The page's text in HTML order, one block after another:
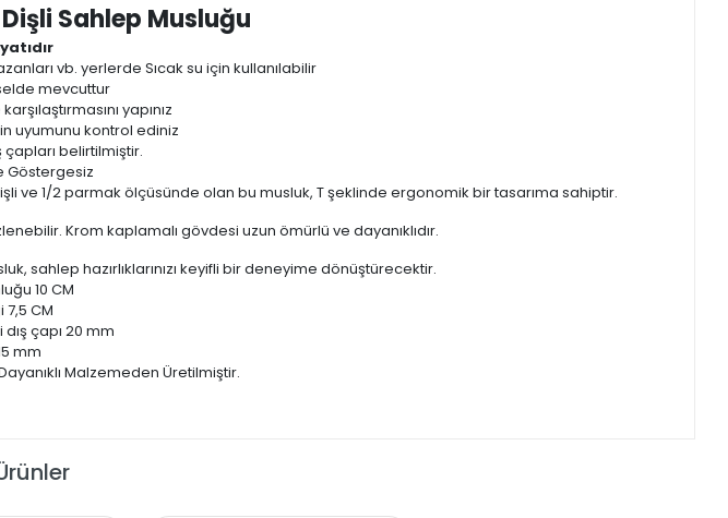
Sahlep Musluğu
vb. yerlerde Sıcak su için kullanılabilir
mevcuttur
yapınız
uyumunu kontrol ediniz
çapları belirtilmiştir.
Göstergesiz
ve 1/2 parmak ölçüsünde olan bu musluk, T şeklinde ergonomik bir tasarıma sahiptir.
Krom kaplamalı gövdesi uzun ömürlü ve dayanıklıdır.
sahlep hazırlıklarınızı keyifli bir deneyime dönüştürecektir.
10 CM
7,5 CM
çapı 20 mm
mm
Malzemeden Üretilmiştir.